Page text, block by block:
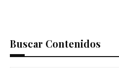
Buscar Contenidos